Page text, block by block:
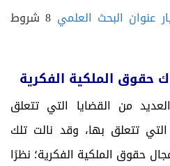
عنوان البحث العلمي 8 شروط
حقوق الملكية الفكرية
من القضايا التي تتعلق
التي تتعلق بها، وقد نالت تلك
حقوق الملكية الفكرية؛ نظرًا